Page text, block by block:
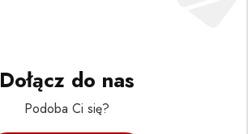
Dołącz do nas
Podoba Ci się?